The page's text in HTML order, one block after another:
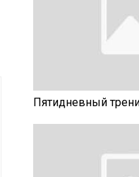
Пятидневный